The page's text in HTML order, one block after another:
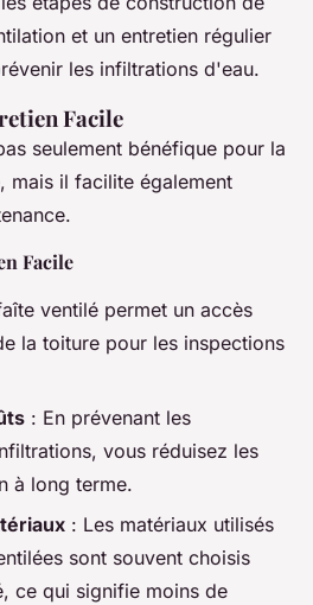
et un entretien régulier
les infiltrations d'eau.
Facile
seulement bénéfique pour la
mais il facilite également
Facile
ventilé permet un accès
la toiture pour les inspections
: En prévenant les
vous réduisez les
à long terme.
: Les matériaux utilisés
sont souvent choisis
ce qui signifie moins de